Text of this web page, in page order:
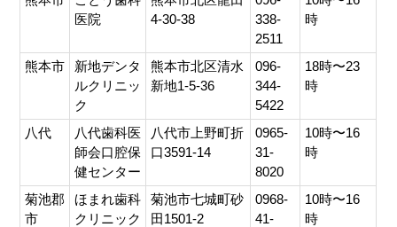
医院
4-30-38
338-
2511
時
熊本市
新地デンタ
ルクリニッ
ク
熊本市北区清水
新地1-5-36
096-
344-
5422
18時〜23
時
八代
八代歯科医
師会口腔保
健センター
八代市上野町折
口3591-14
0965-
31-
8020
10時〜16
時
菊池郡
市
ほまれ歯科
クリニック
菊池市七城町砂
田1501-2
0968-
41-
10時〜16
時